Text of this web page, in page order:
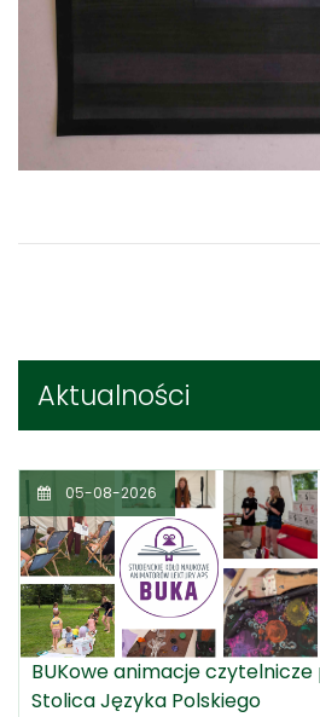
Aktualności
05-08-2026
BUKowe animacje
Stolica Języka Polskiego